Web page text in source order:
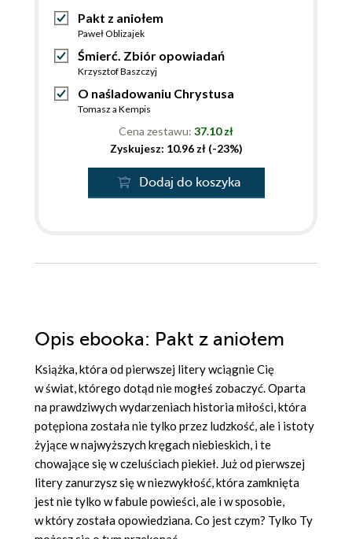
Pakt z aniołem
Paweł Oblizajek
Śmierć. Zbiór opowiadań
Krzysztof Baszczyj
O naśladowaniu Chrystusa
Tomasz a Kempis
Cena zestawu: 37.10 zł
Zyskujesz: 10.96 zł (-23%)
Dodaj do koszyka
Opis ebooka: Pakt z aniołem
Książka, która od pierwszej litery wciągnie Cię
w świat, którego dotąd nie mogłeś zobaczyć. Oparta
na prawdziwych wydarzeniach historia miłości, która
potępiona została nie tylko przez ludzkość, ale i istoty
żyjące w najwyższych kręgach niebieskich, i te
chowające się w czeluściach piekieł. Już od pierwszej
litery zanurzysz się w niezwykłość, która zamknięta
jest nie tylko w fabule powieści, ale i w sposobie,
w który została opowiedziana. Co jest czym? Tylko Ty